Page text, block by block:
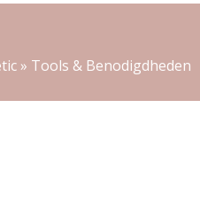
» Tools & Benodigdheden